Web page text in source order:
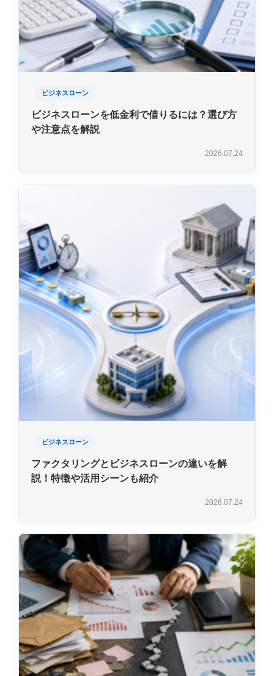
ビジネスローン
ビジネスローンを低金利で借りるには？選び方
や注意点を解説
2026.07.24
ビジネスローン
ファクタリングとビジネスローンの違いを解
説！特徴や活用シーンも紹介
2026.07.24